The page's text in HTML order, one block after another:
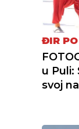
ĐIR
u Puli:
svoj